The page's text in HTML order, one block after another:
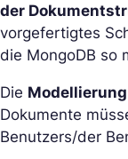
der
vorgefertigtes
die MongoDB so
Die
Dokumente
Benutzers/der